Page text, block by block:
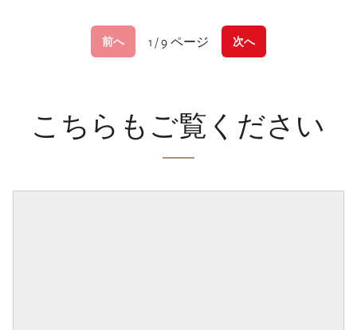
前へ 1 / 9 ページ 次へ
こちらもご覧ください